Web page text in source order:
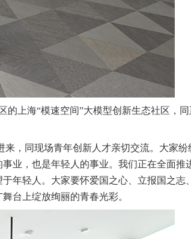
上海“模速空间”大模型创新生态社区，同
，同现场青年创新人才亲切交流。大家纷
业，也是年轻人的事业。我们正在全面推
年轻人。大家要怀爱国之心、立报国之志
台上绽放绚丽的青春光彩。